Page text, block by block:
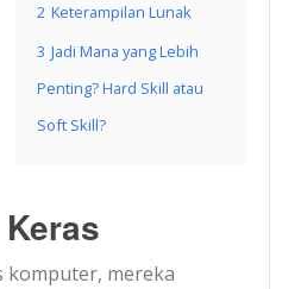
2 Keterampilan Lunak
3 Jadi Mana yang Lebih
Penting? Hard Skill atau
Soft Skill?
komputer, mereka